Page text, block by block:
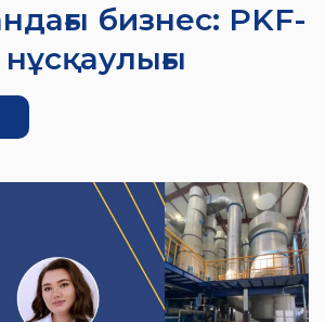
бизнес: PKF-